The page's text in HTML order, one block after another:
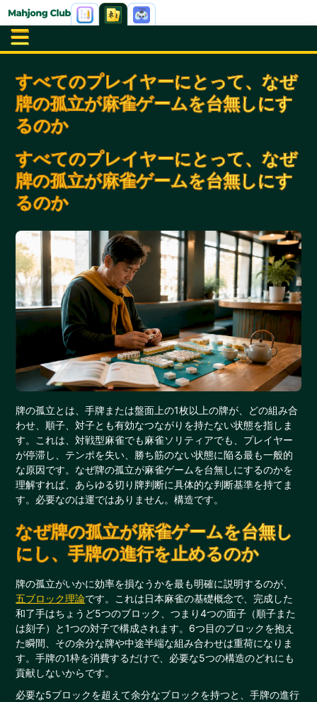
すべてのプレイヤーにとって、なぜ
牌の孤立が麻雀ゲームを台無しにす
るのか
すべてのプレイヤーにとって、なぜ
牌の孤立が麻雀ゲームを台無しにす
るのか
牌の孤立とは、手牌または盤面上の1枚以上の牌が、どの組み合
わせ、順子、対子とも有効なつながりを持たない状態を指しま
す。これは、対戦型麻雀でも麻雀ソリティアでも、プレイヤー
が停滞し、テンポを失い、勝ち筋のない状態に陥る最も一般的
な原因です。なぜ牌の孤立が麻雀ゲームを台無しにするのかを
理解すれば、あらゆる切り牌判断に具体的な判断基準を持てま
す。必要なのは運ではありません。構造です。
なぜ牌の孤立が麻雀ゲームを台無し
にし、手牌の進行を止めるのか
牌の孤立がいかに効率を損なうかを最も明確に説明するのが、
五ブロック理論です。これは日本麻雀の基礎概念で、完成した
和了手はちょうど5つのブロック、つまり4つの面子（順子また
は刻子）と1つの対子で構成されます。6つ目のブロックを抱え
た瞬間、その余分な牌や中途半端な組み合わせは重荷になりま
す。手牌の1枠を消費するだけで、必要な5つの構造のどれにも
貢献しないからです。
必要な5ブロックを超えて余分なブロックを持つと、手牌の進行